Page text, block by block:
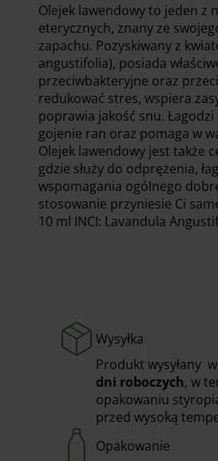
Olejek lawendowy to jeden z
eterycznych, znany ze
zapachu. Pozyskiwany z
angustifolia), posiada
przeciwbakteryjne oraz
redukować stres, wspiera
poprawia jakość snu.
gojenie ran oraz pomaga w
Olejek lawendowy jest także
gdzie służy do odprężenia,
wspomagania ogólnego
stosowanie przyniesie Ci
10 ml INCI: Lavandula
Wysyłka
Produkt wysyłany
dni roboczych, w
opakowaniu
przed wysoką
Opakowanie